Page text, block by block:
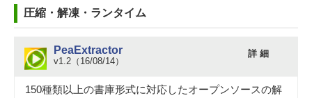
圧縮・解凍・ランタイム
PeaExtractor
v1.2（16/08/14）
詳 細
150種類以上の書庫形式に対応したオープンソースの解